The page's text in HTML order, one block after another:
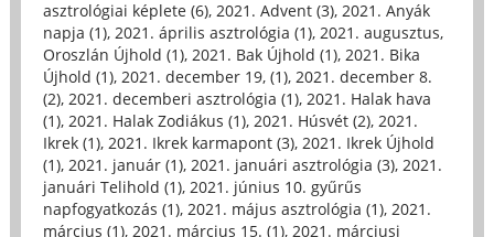
asztrológiai képlete (6), 2021. Advent (3), 2021. Anyák
napja (1), 2021. április asztrológia (1), 2021. augusztus,
Oroszlán Újhold (1), 2021. Bak Újhold (1), 2021. Bika
Újhold (1), 2021. december 19, (1), 2021. december 8.
(2), 2021. decemberi asztrológia (1), 2021. Halak hava
(1), 2021. Halak Zodiákus (1), 2021. Húsvét (2), 2021.
Ikrek (1), 2021. Ikrek karmapont (3), 2021. Ikrek Újhold
(1), 2021. január (1), 2021. januári asztrológia (3), 2021.
januári Telihold (1), 2021. június 10. gyűrűs
napfogyatkozás (1), 2021. május asztrológia (1), 2021.
március (1), 2021. március 15. (1), 2021. márciusi